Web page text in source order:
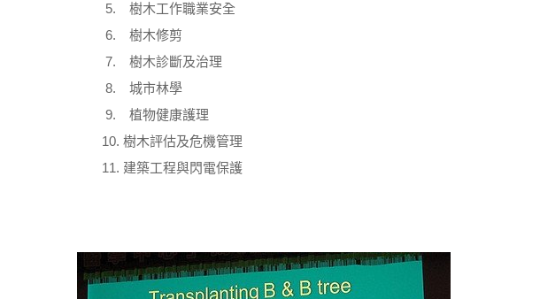
5. 樹木工作職業安全
6. 樹木修剪
7. 樹木診斷及治理
8. 城市林學
9. 植物健康護理
10. 樹木評估及危機管理
11. 建築工程與閃電保護